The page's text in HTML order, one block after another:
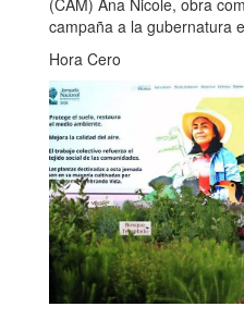
(CAM) Ana Nicole, obra
campaña a la gubernatura
Hora Cero